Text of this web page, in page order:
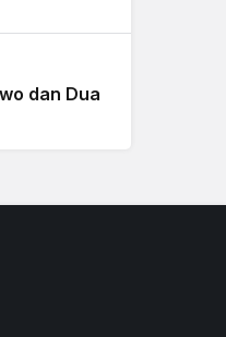
dan Dua